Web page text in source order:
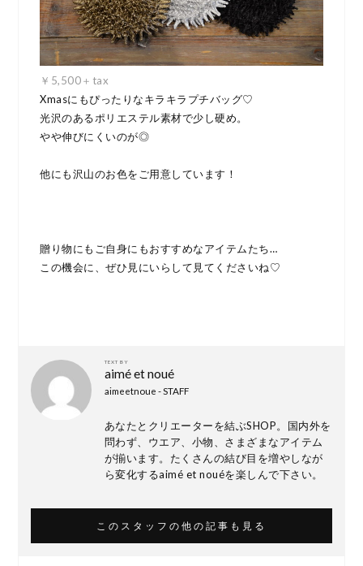
￥5,500＋tax
Xmasにもぴったりなキラキラプチバッグ♡
光沢のあるポリエステル素材で少し硬め。
やや伸びにくいのが◎
他にも沢山のお色をご用意しています！
贈り物にもご自身にもおすすめなアイテムたち…
この機会に、ぜひ見にいらして見てくださいね♡
TEXT BY
aimé et noué
aimeetnoue - STAFF
あなたとクリエーターを結ぶSHOP。国内外を
問わず、ウエア、小物、さまざまなアイテム
が揃います。たくさんの結び目を増やしなが
ら変化するaimé et nouéを楽しんで下さい。
このスタッフの他の記事も見る